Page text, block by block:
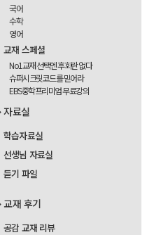
국어
수학
영어
교재 스페셜
No1교재 선택엔 후회란 없다
슈퍼시크릿코드를 믿어라
EBS중학프리미엄 무료강의
자료실
학습자료실
선생님 자료실
듣기 파일
교재 후기
공감 교재 리뷰